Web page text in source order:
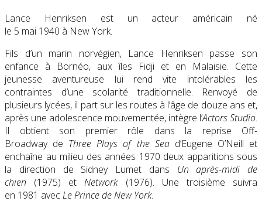
Lance Henriksen est un acteur américain né
le 5 mai 1940 à New York.
Fils d’un marin norvégien, Lance Henriksen passe son
enfance à Bornéo, aux îles Fidji et en Malaisie. Cette
jeunesse aventureuse lui rend vite intolérables les
contraintes d’une scolarité traditionnelle. Renvoyé de
plusieurs lycées, il part sur les routes à l’âge de douze ans et,
après une adolescence mouvementée, intègre l’Actors Studio.
Il obtient son premier rôle dans la reprise Off-
Broadway de Three Plays of the Sead’Eugene O’Neill et
enchaîne au milieu des années 1970 deux apparitions sous
la direction de Sidney Lumet dans Un après-midi de
chien (1975) etNetwork(1976). Une troisième suivra
en 1981 avecLe Prince de New York.